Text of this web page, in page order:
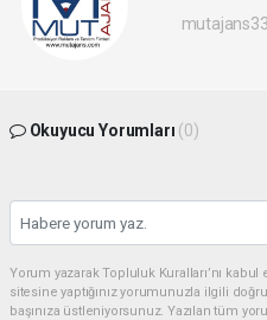
Okuyucu Yorumları (0)
Yorum yazarak Topluluk Kuralları’nı
sitesine yaptığınız yorumunuzla ilgili
başınıza üstleniyorsunuz. Yazılan tüm